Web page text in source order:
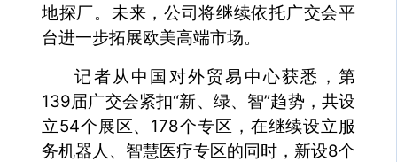
地探厂。未来，公司将继续依托广交会平
台进一步拓展欧美高端市场。
记者从中国对外贸易中心获悉，第
139届广交会紧扣“新、绿、智”趋势，共设
立54个展区、178个专区，在继续设立服
务机器人、智慧医疗专区的同时，新设8个